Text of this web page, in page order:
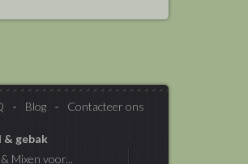
Blog Contacteer ons
& gebak
Mixen voor...